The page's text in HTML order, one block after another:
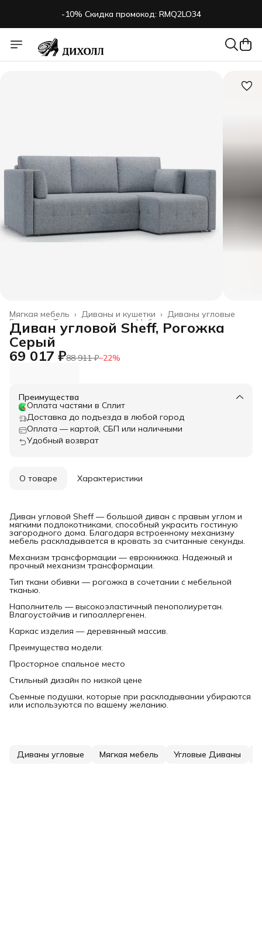
-10% Скидка промокод: RMQ2LO34
Диваны угловые
Диваны и кушетки ›
Мягкая мебель ›
Мебель
Товары для дома ›
Главная
Диван угловой Sheff, Рогожка
Серый
69 017 ₽88 911 ₽−22%
Преимущества
Оплата частями в Сплит
Доставка до подъезда в любой город
Оплата — картой, СБП или наличными
Удобный возврат
О товаре Характеристики
Диван угловой Sheff — большой диван с правым углом и
мягкими подлокотниками, способный украсить гостиную
загородного дома. Благодаря встроенному механизму
мебель раскладывается в кровать за считанные секунды.
Механизм трансформации — еврокнижка. Надежный и
прочный механизм трансформации.
Тип ткани обивки — рогожка в сочетании с мебельной
тканью.
Наполнитель — высокоэластичный пенополиуретан.
Влагоустойчив и гипоаллергенен.
Каркас изделия — деревянный массив.
Преимущества модели:
Просторное спальное место
Стильный дизайн по низкой цене
Съемные подушки, которые при раскладывании убираются
или используются по вашему желанию.
Диваны угловые Мягкая мебель Угловые Диваны